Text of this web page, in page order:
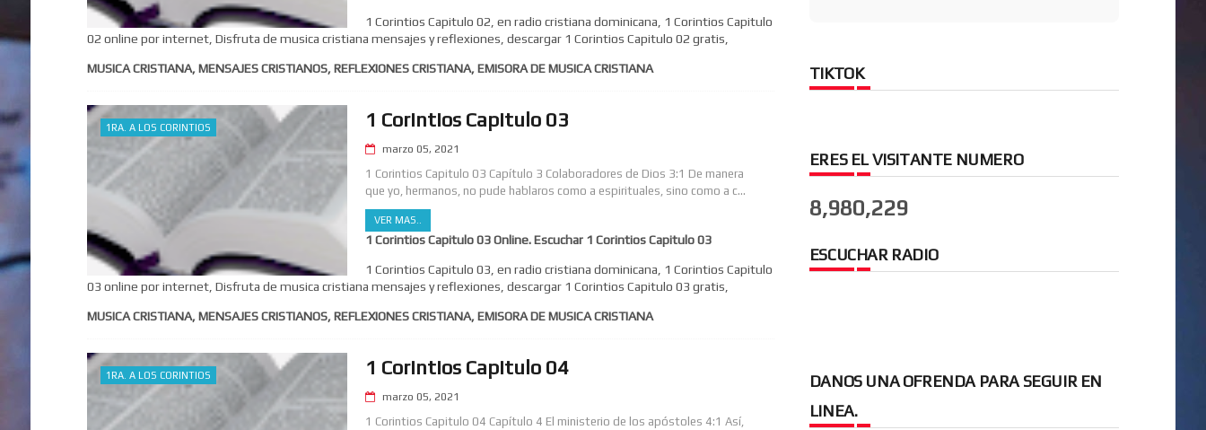
1 Corintios Capitulo 02, en radio cristiana dominicana, 1 Corintios Capitulo
02 online por internet, Disfruta de musica cristiana mensajes y reflexiones, descargar 1 Corintios Capitulo 02 gratis,
MUSICA CRISTIANA, MENSAJES CRISTIANOS, REFLEXIONES CRISTIANA, EMISORA DE MUSICA CRISTIANA
1RA. A LOS CORINTIOS 1 Corintios Capitulo 03
marzo 05, 2021
1 Corintios Capitulo 03 Capítulo 3 Colaboradores de Dios 3:1 De manera
que yo, hermanos, no pude hablaros como a espirituales, sino como a c...
VER MAS..
1 Corintios Capitulo 03 Online. Escuchar 1 Corintios Capitulo 03
1 Corintios Capitulo 03, en radio cristiana dominicana, 1 Corintios Capitulo
03 online por internet, Disfruta de musica cristiana mensajes y reflexiones, descargar 1 Corintios Capitulo 03 gratis,
MUSICA CRISTIANA, MENSAJES CRISTIANOS, REFLEXIONES CRISTIANA, EMISORA DE MUSICA CRISTIANA
1RA. A LOS CORINTIOS 1 Corintios Capitulo 04
marzo 05, 2021
1 Corintios Capitulo 04 Capítulo 4 El ministerio de los apóstoles 4:1 Así,
TIKTOK
ERES EL VISITANTE NUMERO
8,980,229
ESCUCHAR RADIO
DANOS UNA OFRENDA PARA SEGUIR EN
LINEA.